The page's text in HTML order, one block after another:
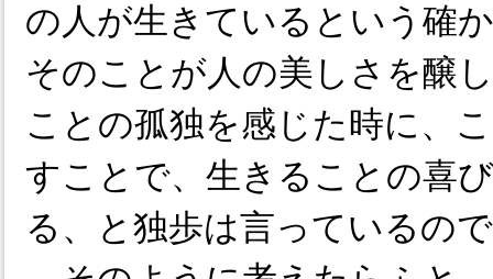
の人が生きているという確
そのことが人の美しさを醸
ことの孤独を感じた時に、
すことで、生きることの喜
る、と独歩は言っているの